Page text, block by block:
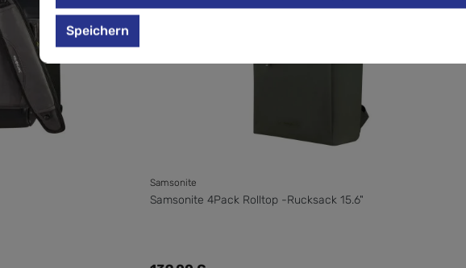
Samsonite
Samsonite 4Pack Rolltop -Rucksack 15.6"
Speichern